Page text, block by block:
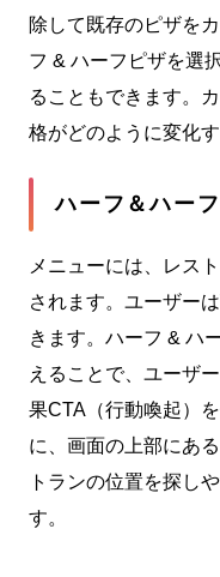
除して既存のピザを
フ & ハーフピザを選
ることもできます。
格がどのように変化
ハーフ＆ハー
メニューには、レス
されます。ユーザー
きます。ハーフ & ハ
えることで、ユーザ
果CTA（行動喚起）
に、画面の上部にあ
トランの位置を探し
す。